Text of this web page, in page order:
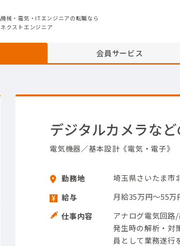
機械・電気・ITエンジニアの転職なら
ネクストエンジニア
会員サービス
デジタルカメラな
電気機器／基本設計《電気・電子》
勤務地
埼玉県さいたま市
給与
月給35万円～55
仕事内容
アナログ電気回
発生時の解析・対
員として業務遂行